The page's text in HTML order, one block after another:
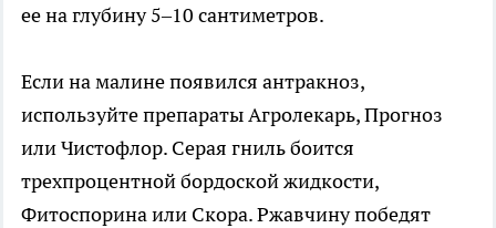
ее на глубину 5–10 сантиметров.
Если на малине появился антракноз,
используйте препараты Агролекарь, Прогноз
или Чистофлор. Серая гниль боится
трехпроцентной бордоской жидкости,
Фитоспорина или Скора. Ржавчину победят